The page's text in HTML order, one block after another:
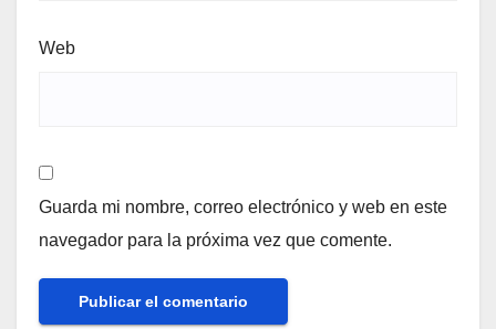
Web
Guarda mi nombre, correo electrónico y web en este
navegador para la próxima vez que comente.